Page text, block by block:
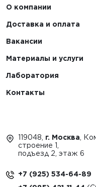
О компании
Доставка и оплата
Вакансии
Материалы и услуги
Лаборатория
Контакты
119048, г. Москва ,
строение 1,
подъезд 2, этаж 6
+7 (925) 534-64-89